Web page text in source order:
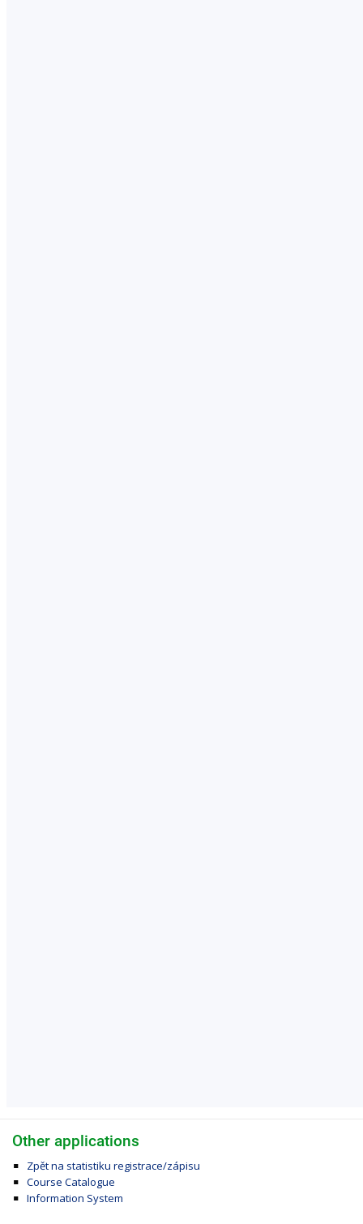
Other applications
Zpět na statistiku registrace/zápisu
Course Catalogue
Information System